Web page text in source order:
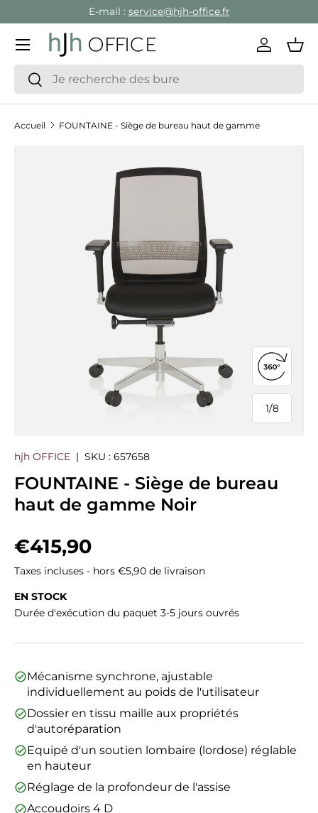
Aller au contenu
E-mail : service@hjh-office.fr
Recherche
Rechercher
Se
Menu
Accueil FOUNTAINE - Siège de bureau haut de gamme
Passer aux informations produits
1/
de
8
Ouvrir la
hjh OFFICE | SKU : 657658
FOUNTAINE - Siège de bureau
haut de gamme Noir
Prix habituel
€415,90
Taxes incluses - hors €5,90 de livraison
EN STOCK
Durée d'exécution du paquet 3-5 jours ouvrés
Mécanisme synchrone, ajustable
individuellement au poids de l'utilisateur
Dossier en tissu maille aux propriétés
d'autoréparation
Equipé d'un soutien lombaire (lordose) réglable
en hauteur
Réglage de la profondeur de l'assise
Accoudoirs 4 D